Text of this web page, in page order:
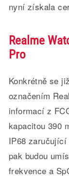
nyní získala
Realme
Pro
Konkrétně se
označením
informací z
kapacitou 390
IP68
pak budou
frekvence a